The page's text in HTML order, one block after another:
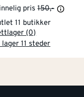
pris 150,-
11 butikker
(0)
lager 11 steder